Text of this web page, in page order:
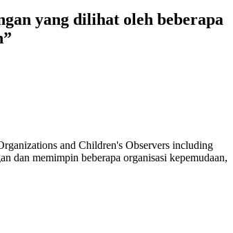
yang dilihat oleh beberapa
and Children's Observers including
dan memimpin beberapa organisasi kepemudaan,